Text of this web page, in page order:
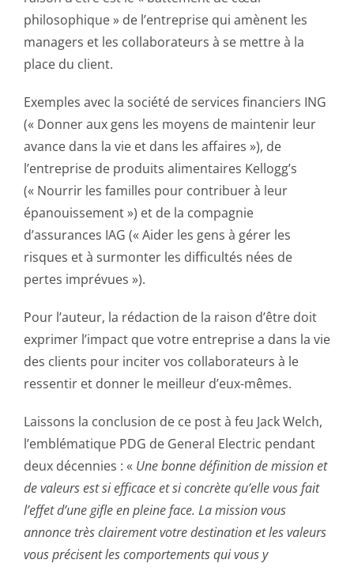
philosophique » de l’entreprise qui amènent les
managers et les collaborateurs à se mettre à la
place du client.
Exemples avec la société de services financiers ING
(« Donner aux gens les moyens de maintenir leur
avance dans la vie et dans les affaires »), de
l’entreprise de produits alimentaires Kellogg’s
(« Nourrir les familles pour contribuer à leur
épanouissement ») et de la compagnie
d’assurances IAG (« Aider les gens à gérer les
risques et à surmonter les difficultés nées de
pertes imprévues »).
Pour l’auteur, la rédaction de la raison d’être doit
exprimer l’impact que votre entreprise a dans la vie
des clients pour inciter vos collaborateurs à le
ressentir et donner le meilleur d’eux-mêmes.
Laissons la conclusion de ce post à feu Jack Welch,
l’emblématique PDG de General Electric pendant
deux décennies : « Une bonne définition de mission et
de valeurs est si efficace et si concrète qu’elle vous fait
l’effet d’une gifle en pleine face. La mission vous
annonce très clairement votre destination et les valeurs
vous précisent les comportements qui vous y